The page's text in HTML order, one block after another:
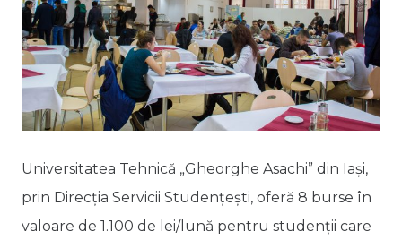
Universitatea Tehnică „Gheorghe Asachi” din Iași,
prin Direcția Servicii Studențești, oferă 8 burse în
valoare de 1.100 de lei/lună pentru studenții care